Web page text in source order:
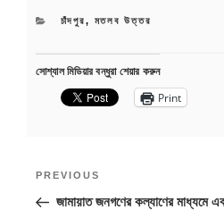
CATEGORIES
চাঁদপুর, মতলব উত্তর
সোশ্যাল মিডিয়ার বন্ধুরা শেয়ার করুন
Print
Previous
Post
PREVIOUS
জামায়াত জনগণের কল্যাণের মাধ্যমে